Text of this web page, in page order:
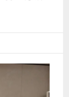
嘉年華活
旅遊局澳
上，鳥鳴風
飲品搭配健
為這場療
承載著酒店